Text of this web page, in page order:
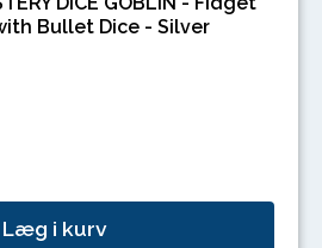
Bullet Dice - Silver
Læg i kurv